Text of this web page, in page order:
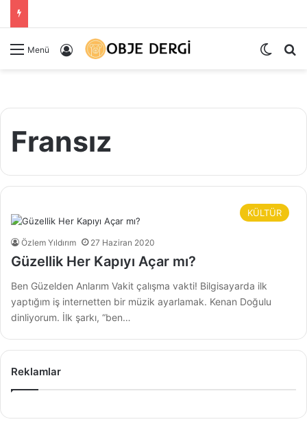
Menü Kayıt Ol Dış
Fransız
KÜLTÜR
Özlem Yıldırım 27 Haziran 2020
Güzellik Her Kapıyı Açar mı?
Ben Güzelden Anlarım Vakit çalışma vakti! Bilgisayarda ilk
yaptığım iş internetten bir müzik ayarlamak. Kenan Doğulu
dinliyorum. İlk şarkı, “ben…
Reklamlar